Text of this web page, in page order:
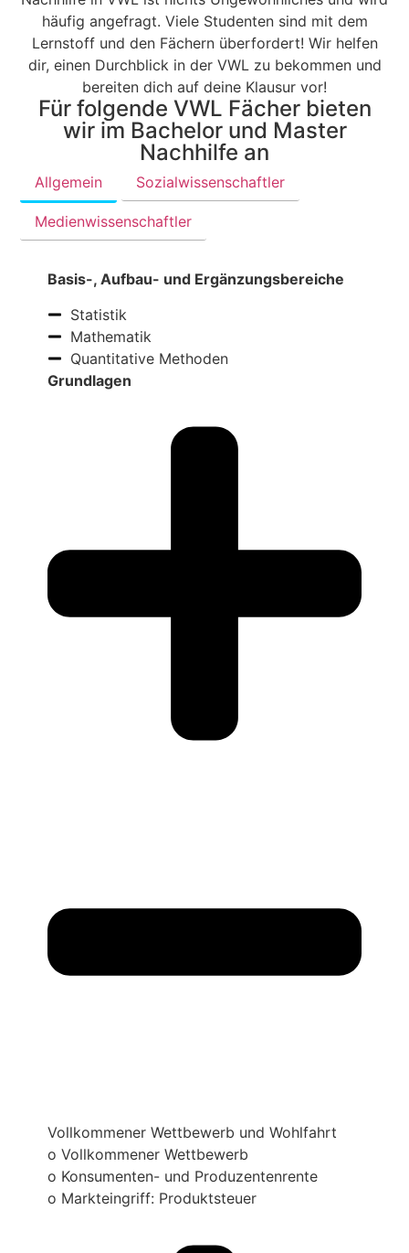
häufig angefragt. Viele Studenten sind mit dem
Lernstoff und den Fächern überfordert! Wir helfen
dir, einen Durchblick in der VWL zu bekommen und
bereiten dich auf deine Klausur vor!
Für folgende VWL Fächer bieten
wir im Bachelor und Master
Nachhilfe an
Allgemein Sozialwissenschaftler
Medienwissenschaftler
Basis-, Aufbau- und Ergänzungsbereiche
Statistik
Mathematik
Quantitative Methoden
Grundlagen
Vollkommener Wettbewerb und Wohlfahrt
o Vollkommener Wettbewerb
o Konsumenten- und Produzentenrente
o Markteingriff: Produktsteuer